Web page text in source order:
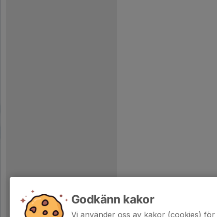
Godkänn kakor
Vi använder oss av kakor (cookies)